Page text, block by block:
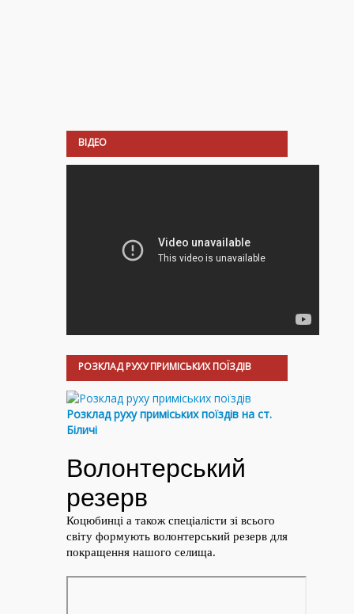
ВІДЕО
РОЗКЛАД РУХУ ПРИМІСЬКИХ ПОЇЗДІВ
Розклад руху приміських поїздів на ст.
Біличі